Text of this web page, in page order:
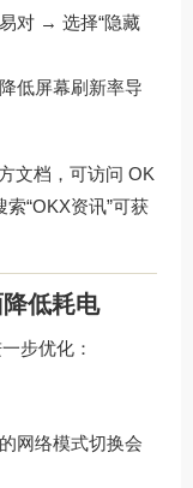
对 → 选择“隐藏
低屏幕刷新率导
文档，可访问 OK
索“OKX资讯”可获
低耗电
步优化：
网络模式切换会